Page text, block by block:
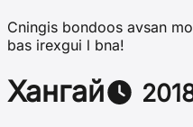
Cningis bondoos avsan
bas irexgui l bna!
Хангай